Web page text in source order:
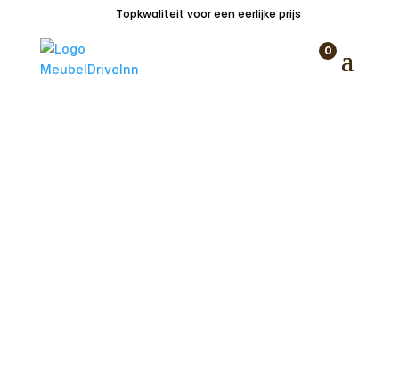
Topkwaliteit voor een eerlijke prijs
0
Woondecoraties/Vazen en potten
Glazen vaas op voet 7x7x32